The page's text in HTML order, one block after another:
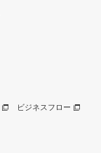
ビジネスフロー